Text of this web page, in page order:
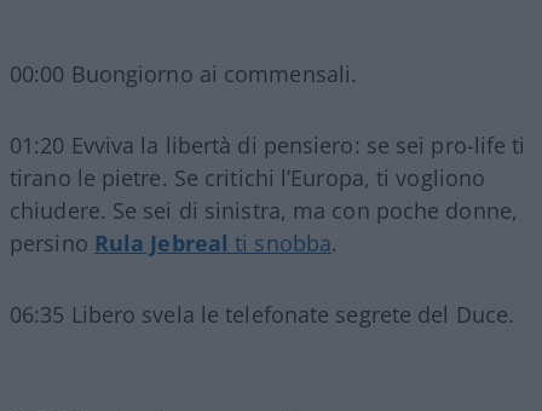
00:00 Buongiorno ai commensali.
01:20 Evviva la libertà di pensiero: se sei pro-life ti
tirano le pietre. Se critichi l’Europa, ti vogliono
chiudere. Se sei di sinistra, ma con poche donne,
persino Rula Jebreal ti snobba.
06:35 Libero svela le telefonate segrete del Duce.